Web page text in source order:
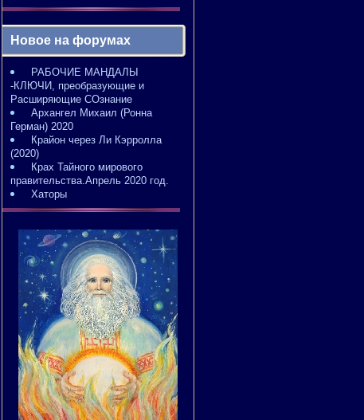
Новое на форумах
РАБОЧИЕ МАНДАЛЫ
-КЛЮЧИ, преобразующие и
Расширяющие СОзнание
Архангел Михаил (Ронна
Герман) 2020
Крайон через Ли Кэрролла
(2020)
Крах Тайного мирового
правительства.Апрель 2020 год.
Хаторы